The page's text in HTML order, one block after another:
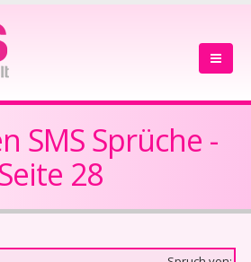
SMS Sprüche -
28